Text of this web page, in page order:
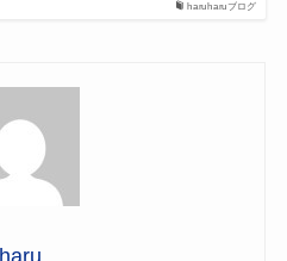
haruharuブログ